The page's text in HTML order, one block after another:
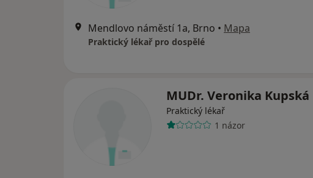
Mendlovo náměstí 1a, Brno • Mapa
Praktický lékař pro dospělé
MUDr. Veronika Kupská
Praktický lékař
1 názor